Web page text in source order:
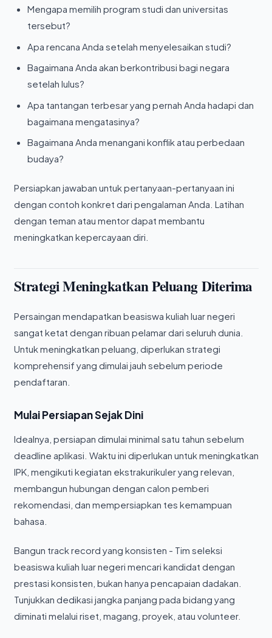
Mengapa memilih program studi dan universitas
tersebut?
Apa rencana Anda setelah menyelesaikan studi?
Bagaimana Anda akan berkontribusi bagi negara
setelah lulus?
Apa tantangan terbesar yang pernah Anda hadapi dan
bagaimana mengatasinya?
Bagaimana Anda menangani konflik atau perbedaan
budaya?
Persiapkan jawaban untuk pertanyaan-pertanyaan ini
dengan contoh konkret dari pengalaman Anda. Latihan
dengan teman atau mentor dapat membantu
meningkatkan kepercayaan diri.
Strategi Meningkatkan Peluang Diterima
Persaingan mendapatkan beasiswa kuliah luar negeri
sangat ketat dengan ribuan pelamar dari seluruh dunia.
Untuk meningkatkan peluang, diperlukan strategi
komprehensif yang dimulai jauh sebelum periode
pendaftaran.
Mulai Persiapan Sejak Dini
Idealnya, persiapan dimulai minimal satu tahun sebelum
deadline aplikasi. Waktu ini diperlukan untuk meningkatkan
IPK, mengikuti kegiatan ekstrakurikuler yang relevan,
membangun hubungan dengan calon pemberi
rekomendasi, dan mempersiapkan tes kemampuan
bahasa.
Bangun track record yang konsisten - Tim seleksi
beasiswa kuliah luar negeri mencari kandidat dengan
prestasi konsisten, bukan hanya pencapaian dadakan.
Tunjukkan dedikasi jangka panjang pada bidang yang
diminati melalui riset, magang, proyek, atau volunteer.